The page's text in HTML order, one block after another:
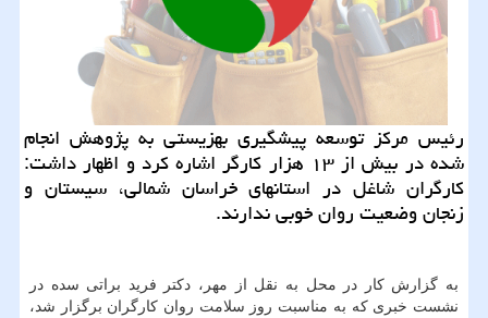
رئیس مركز توسعه پیشگیری بهزیستی به پژوهش انجام
شده در بیش از ۱۳ هزار كارگر اشاره كرد و اظهار داشت:
كارگران شاغل در استان‎های خراسان شمالی، سیستان و
زنجان وضعیت روان خوبی ندارند.
به گزارش كار در محل به نقل از مهر، دكتر فرید براتی سده در
نشست خبری كه به مناسبت روز سلامت روان كارگران برگزار شد،